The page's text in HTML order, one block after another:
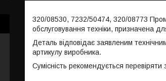
320/08530, 7232/50474, 320/08773
обслуговування техніки, призначена
Деталь відповідає заявленим
артикулу виробника.
Сумісність рекомендується